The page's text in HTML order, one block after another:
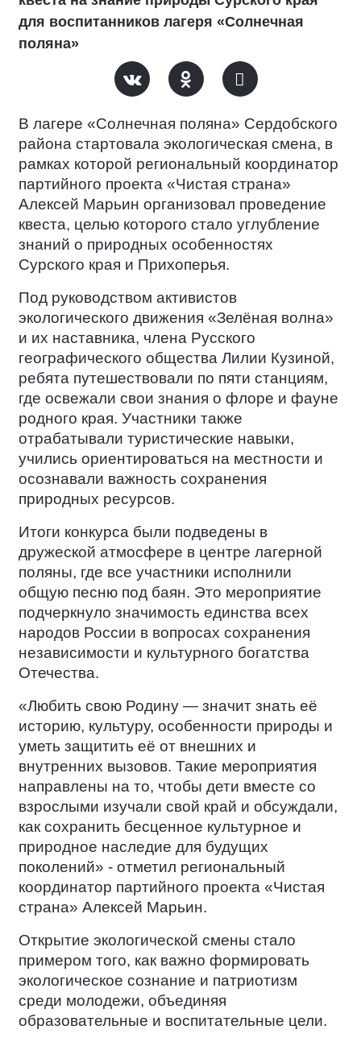
для воспитанников лагеря «Солнечная
поляна»
В лагере «Солнечная поляна» Сердобского
района стартовала экологическая смена, в
рамках которой региональный координатор
партийного проекта «Чистая страна»
Алексей Марьин организовал проведение
квеста, целью которого стало углубление
знаний о природных особенностях
Сурского края и Прихоперья.
Под руководством активистов
экологического движения «Зелёная волна»
и их наставника, члена Русского
географического общества Лилии Кузиной,
ребята путешествовали по пяти станциям,
где освежали свои знания о флоре и фауне
родного края. Участники также
отрабатывали туристические навыки,
учились ориентироваться на местности и
осознавали важность сохранения
природных ресурсов.
Итоги конкурса были подведены в
дружеской атмосфере в центре лагерной
поляны, где все участники исполнили
общую песню под баян. Это мероприятие
подчеркнуло значимость единства всех
народов России в вопросах сохранения
независимости и культурного богатства
Отечества.
«Любить свою Родину — значит знать её
историю, культуру, особенности природы и
уметь защитить её от внешних и
внутренних вызовов. Такие мероприятия
направлены на то, чтобы дети вместе со
взрослыми изучали свой край и обсуждали,
как сохранить бесценное культурное и
природное наследие для будущих
поколений» - отметил региональный
координатор партийного проекта «Чистая
страна» Алексей Марьин.
Открытие экологической смены стало
примером того, как важно формировать
экологическое сознание и патриотизм
среди молодежи, объединяя
образовательные и воспитательные цели.